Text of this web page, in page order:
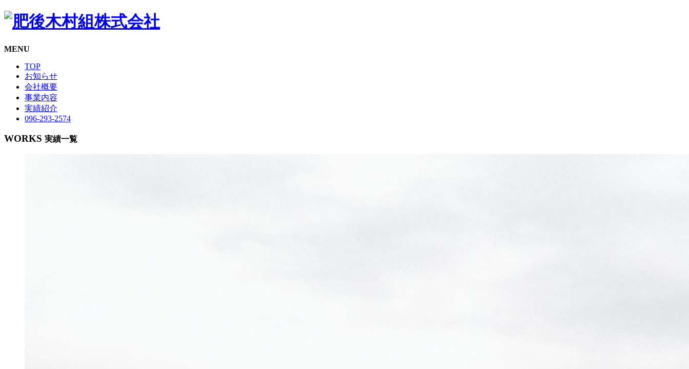
MENU
TOP
お知らせ
会社概要
事業内容
実績紹介
096-293-2574
WORKS 実績一覧